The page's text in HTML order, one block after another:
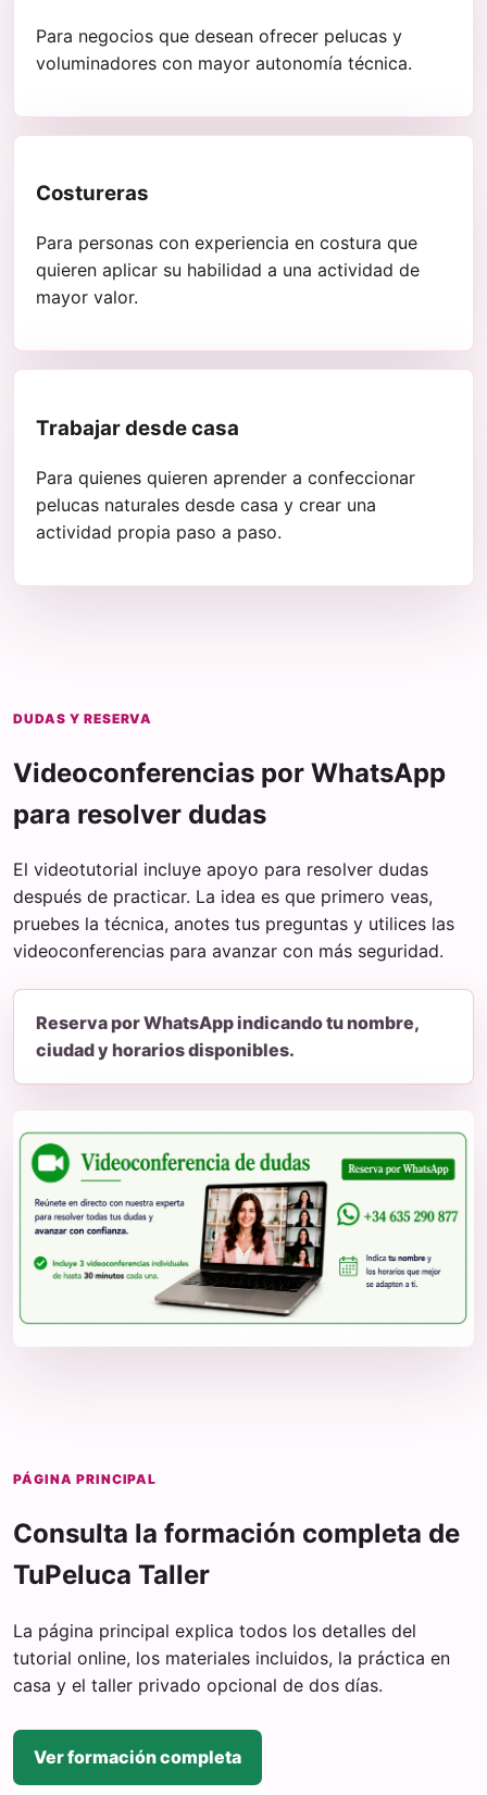
Para negocios que desean ofrecer pelucas y
voluminadores con mayor autonomía técnica.
Costureras
Para personas con experiencia en costura que
quieren aplicar su habilidad a una actividad de
mayor valor.
Trabajar desde casa
Para quienes quieren aprender a confeccionar
pelucas naturales desde casa y crear una
actividad propia paso a paso.
DUDAS Y RESERVA
Videoconferencias por WhatsApp
para resolver dudas
El videotutorial incluye apoyo para resolver dudas
después de practicar. La idea es que primero veas,
pruebes la técnica, anotes tus preguntas y utilices las
videoconferencias para avanzar con más seguridad.
Reserva por WhatsApp indicando tu nombre,
ciudad y horarios disponibles.
PÁGINA PRINCIPAL
Consulta la formación completa de
TuPeluca Taller
La página principal explica todos los detalles del
tutorial online, los materiales incluidos, la práctica en
casa y el taller privado opcional de dos días.
Ver formación completa